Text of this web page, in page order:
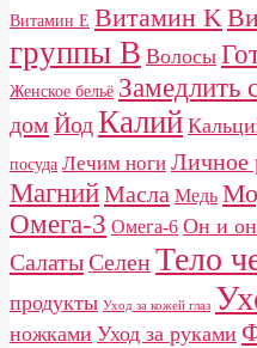
Витамин E Витамин K
группы B Волосы
Женское бельё Замедлить
дом ЙодКалий
посуда Лечим ноги Личное
МагнийМасла Медь
Омега-3 Омега-6 Он и
СалатыСеленТело
продукты Уход за кожей глаз
ножками Уход за руками